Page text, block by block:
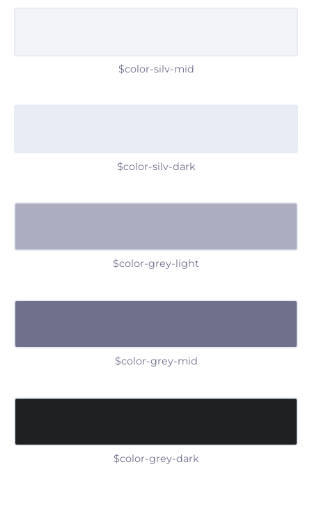
$color-silv-mid
$color-silv-dark
$color-grey-light
$color-grey-mid
$color-grey-dark